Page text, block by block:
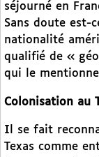
séjourné en
Sans doute est-
nationalité
qualifié de «
qui le
Colonisation au
Il se fait
Texas comme